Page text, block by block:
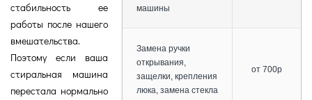
машины
Замена ручки
открывания,
защелки, крепления
люка, замена стекла
от 700р
стабильность ее
работы после нашего
вмешательства.
Поэтому если ваша
стиральная машина
перестала нормально